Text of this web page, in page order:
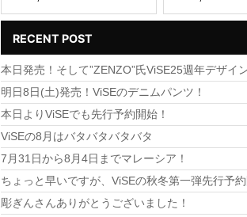
RECENT POST
本日発売！そして”ZENZO”氏ViSE25週年デザイ
明日8日(土)発売！ViSEのデニムパンツ！
本日よりViSEでも先行予約開始！
ViSEの8月はバタバタバタバタ
7月31日から8月4日までマレーシア！
ちょっと早いですが、ViSEの秋冬第一弾先行予約
彫ぎんさんありがとうございました！